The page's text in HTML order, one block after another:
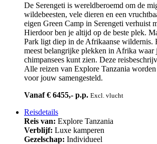
De Serengeti is wereldberoemd om de
wildebeesten, vele dieren en een
eigen Green Camp in Serengeti verhuist
Hierdoor ben je altijd op de beste plek.
Park ligt diep in de Afrikaanse wildernis.
meest belangrijke plekken in Afrika waar
chimpansees kunt zien. Deze
Alle reizen van Explore Tanzania
voor jouw samengesteld.
Vanaf € 6455,- p.p. Excl. vlucht
Reisdetails
Reis van: Explore Tanzania
Verblijf: Luxe kamperen
Gezelschap: Individueel